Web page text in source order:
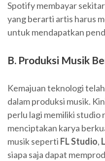
Spotify membayar sekitar
yang berarti artis harus
untuk mendapatkan
B. Produksi Musik
Kemajuan teknologi
dalam produksi musik.
perlu lagi memiliki studio
menciptakan karya
musik seperti FL Studio,
siapa saja dapat